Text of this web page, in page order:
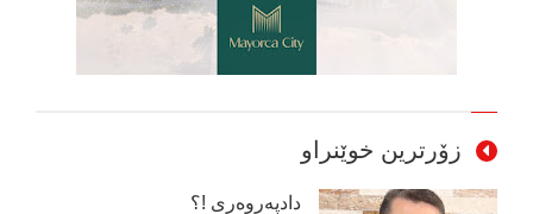
زۆرترین خوێنراو
دادپەروەری !؟